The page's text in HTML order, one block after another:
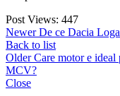
Post Views: 447
Newer De ce Dacia
Back to list
Older Care motor e
MCV?
Close